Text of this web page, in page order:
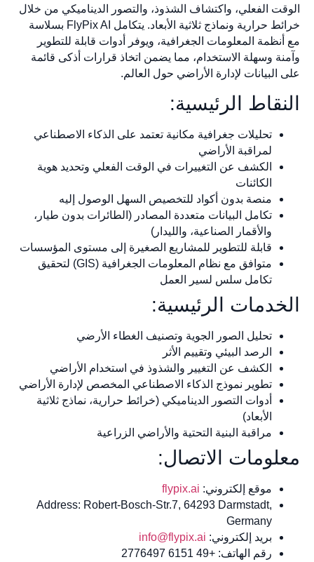
الوقت الفعلي، واكتشاف الشذوذ، والتصور الديناميكي من خلال
خرائط حرارية ونماذج ثلاثية الأبعاد. يتكامل FlyPix AI بسلاسة
مع أنظمة المعلومات الجغرافية، ويوفر أدوات قابلة للتطوير
وآمنة وسهلة الاستخدام، مما يضمن اتخاذ قرارات أذكى قائمة
على البيانات لإدارة الأراضي حول العالم.
النقاط الرئيسية:
تحليلات جغرافية مكانية تعتمد على الذكاء الاصطناعي
لمراقبة الأراضي
الكشف عن التغييرات في الوقت الفعلي وتحديد هوية
الكائنات
منصة بدون أكواد للتخصيص السهل الوصول إليه
تكامل البيانات متعددة المصادر (الطائرات بدون طيار،
والأقمار الصناعية، والليدار)
قابلة للتطوير للمشاريع الصغيرة إلى مستوى المؤسسات
متوافق مع نظام المعلومات الجغرافية (GIS) لتحقيق
تكامل سلس لسير العمل
الخدمات الرئيسية:
تحليل الصور الجوية وتصنيف الغطاء الأرضي
الرصد البيئي وتقييم الأثر
الكشف عن التغيير والشذوذ في استخدام الأراضي
تطوير نموذج الذكاء الاصطناعي المخصص لإدارة الأراضي
أدوات التصور الديناميكي (خرائط حرارية، نماذج ثلاثية
الأبعاد)
مراقبة البنية التحتية والأراضي الزراعية
معلومات الاتصال:
موقع إلكتروني: flypix.ai
Address: Robert-Bosch-Str.7, 64293 Darmstadt,
Germany
بريد إلكتروني: info@flypix.ai
رقم الهاتف: +49 6151 2776497